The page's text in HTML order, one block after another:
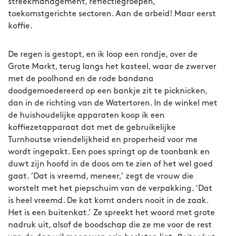
streekmanagement, reflectiegroepen,
toekomstgerichte sectoren. Aan de arbeid! Maar eerst
koffie.
De regen is gestopt, en ik loop een rondje, over de
Grote Markt, terug langs het kasteel, waar de zwerver
met de poolhond en de rode bandana
doodgemoedereerd op een bankje zit te picknicken,
dan in de richting van de Watertoren. In de winkel met
de huishoudelijke apparaten koop ik een
koffiezetapparaat dat met de gebruikelijke
Turnhoutse vriendelijkheid en properheid voor me
wordt ingepakt. Een poes springt op de toonbank en
duwt zijn hoofd in de doos om te zien of het wel goed
gaat. ‘Dat is vreemd, meneer,’ zegt de vrouw die
worstelt met het piepschuim van de verpakking. ‘Dat
is heel vreemd. De kat komt anders nooit in de zaak.
Het is een buitenkat.’ Ze spreekt het woord met grote
nadruk uit, alsof de boodschap die ze me voor de rest